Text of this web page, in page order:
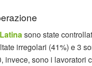
Latinasono state
irregolari (41%) e 3
invece, sono i lavoratori